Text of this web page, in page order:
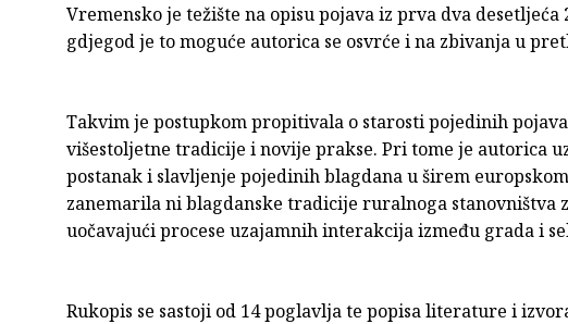
Vremensko je težište na opisu pojava iz prva dva desetljeća
gdjegod je to moguće autorica se osvrće i na zbivanja u
Takvim je postupkom propitivala o starosti pojedinih
višestoljetne tradicije i novije prakse. Pri tome je autorica
postanak i slavljenje pojedinih blagdana u širem
zanemarila ni blagdanske tradicije ruralnoga stanovništva
uočavajući procese uzajamnih interakcija između grada i
Rukopis se sastoji od 14 poglavlja te popisa literature i